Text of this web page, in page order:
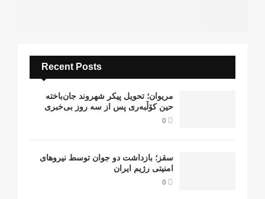
Recent Posts
مریوان؛ تحویل پیکر شهروند جان‌باخته
حین کۆڵبەری پس از سە روز بی‌خبری
0
سقز؛ بازداشت دو جوان توسط نیروهای
امنیتی رژیم ایران
0